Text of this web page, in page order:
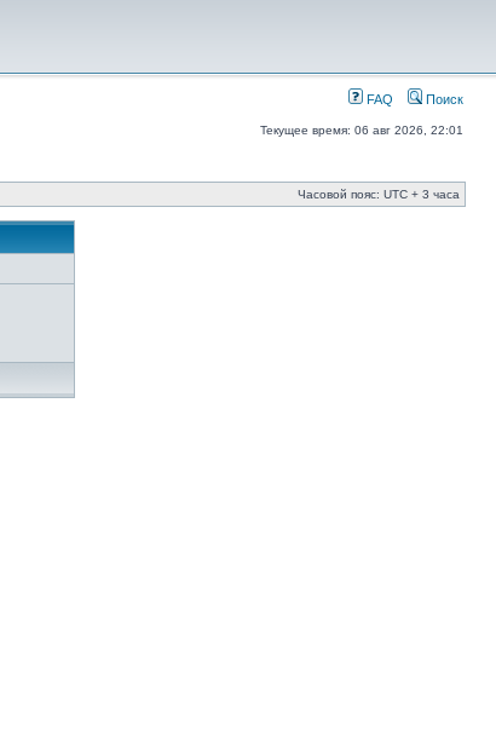
FAQ Поиск
Текущее время: 06 авг 2026, 22:01
Часовой пояс: UTC + 3 часа